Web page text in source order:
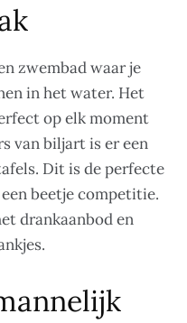
zwembad waar je
in het water. Het
op elk moment
van biljart is er een
Dit is de perfecte
beetje competitie.
drankaanbod en